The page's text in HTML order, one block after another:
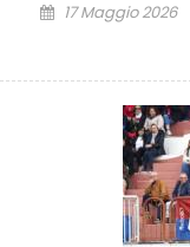
17 Maggio 2026